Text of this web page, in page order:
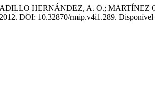
HERNÁNDEZ, A. O.; MARTÍNEZ
DOI: 10.32870/rmip.v4i1.289.